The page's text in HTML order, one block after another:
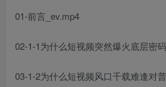
01-前言_ev.mp4
02-1-1为什么短视频突然爆火底层密
03-1-2为什么短视频风口千载难逢对